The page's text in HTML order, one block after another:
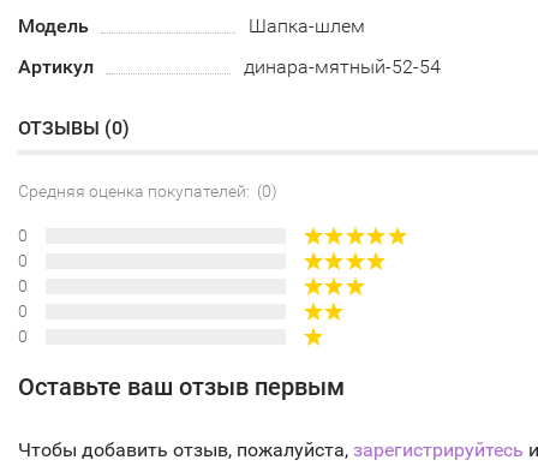
Модель
Шапка-шлем
Артикул
динара-мятный-52-54
ОТЗЫВЫ (0)
Средняя оценка покупателей: (0)
0
0
0
0
0
Оставьте ваш отзыв первым
Чтобы добавить отзыв, пожалуйста, зарегистрируйтесь